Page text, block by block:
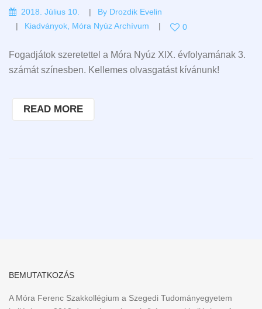
2018. Július 10. By Drozdik Evelin
Kiadványok Móra Nyúz Archívum 0
Fogadjátok szeretettel a Móra Nyúz XIX. évfolyamának 3.
számát színesben. Kellemes olvasgatást kívánunk!
READ MORE
BEMUTATKOZÁS
A Móra Ferenc Szakkollégium a Szegedi Tudományegyetem